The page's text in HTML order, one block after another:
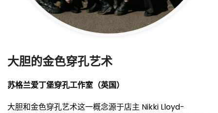
大胆的金色穿孔艺术
苏格兰爱丁堡穿孔工作室（英国）
大胆和金色穿孔艺术这一概念源于店主 Nikki Lloyd-